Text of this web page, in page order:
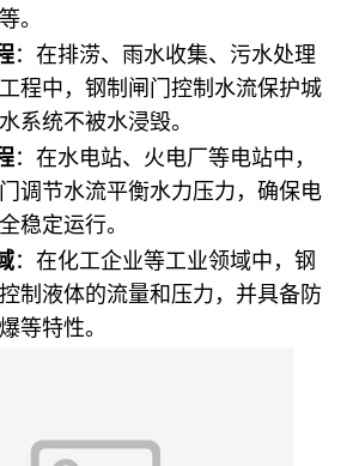
。
：在排涝、雨水收集、污水处理
程中，钢制闸门控制水流保护城
系统不被水浸毁。
：在水电站、火电厂等电站中，
调节水流平衡水力压力，确保电
稳定运行。
：在化工企业等工业领域中，钢
制液体的流量和压力，并具备防
等特性。